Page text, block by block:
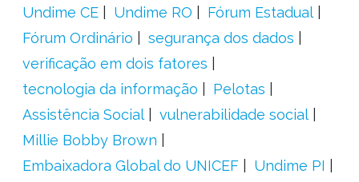
Undime CE
Undime RO
Fórum Estadual
Fórum Ordinário
segurança dos dados
verificação em dois fatores
tecnologia da informação
Pelotas
Assistência Social
vulnerabilidade social
Millie Bobby Brown
Embaixadora Global do UNICEF
Undime PI